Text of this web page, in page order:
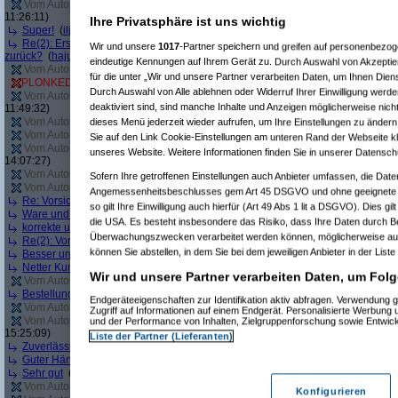
Vom Autor zurückgezogen oder Autor hat seine Registrierung nicht bestätigt
11:26:11)
Super! (iljaa
am 10.05.2012, 13:18:23)
Re(2): Erst angebliche Lagerware nicht liefern, dann falsche Ware liefern -
zurück? (hajuq
am 11.05.2012, 09:01:26)
Vom Autor zurückgezogen oder Autor hat seine Registrierung nicht bestätigt(
PLONKED vonsleepyhead: User reagiert nicht auf Anfragen von Geizhals(
Vom Autor zurückgezogen oder Autor hat seine Registrierung nicht bestätigt(
11:49:32)
Vom Autor zurückgezogen oder Autor hat seine Registrierung nicht bestätigt(
Vom Autor zurückgezogen oder Autor hat seine Registrierung nicht bestätigt(
Vom Autor zurückgezogen oder Autor hat seine Registrierung nicht bestätigt(
14:07:27)
Vom Autor zurückgezogen oder Autor hat seine Registrierung nicht bestätigt(
Vom Autor zurückgezogen oder Autor hat seine Registrierung nicht bestätigt(
Re: Vorsicht bei diesem Händler
Jacob Elektronikam 04.06.2012, 16:07:05)
Ware und Preis top, aber Lieferung verbesserungswürdig ( pjt-foto am
korrekte und schnelle Abwicklung der Bestellung (WilhelmS am 05.06.2012,
Re(2): Vorsicht bei diesem Händler(windy112 am 08.06.2012, 11:00:31)
Besser und schneller geht nicht!(Irina Demskaya @FBam 12.06.2012,
Netter Kundenservice, superschnelle Lieferung
Vom Autor zurückgezogen oder Autor hat seine Registrierung nicht bestätigt(
Bestellung einfach storniert
Trashbuster4458
am 13.06.2012, 14:29:12)
Vom Autor zurückgezogen oder Autor hat seine Registrierung nicht bestätigt(
Vom Autor zurückgezogen oder Autor hat seine Registrierung nicht bestätigt(
15:25:09)
Zuverlässig und freundlich(Intel Fanboyam 20.06.2012, 15:41:38)
Guter Händler
Sehr gut (
Vom Autor zurückgezogen oder Autor hat seine Registrierung nicht bestätigt
Ihre Privatsphäre ist uns wichtig
Wir und unsere 1017-Partner speichern und greifen auf
eindeutige Kennungen auf Ihrem Gerät zu. Durch Auswahl von
für die unter „Wir und unsere Partner verarbeiten Daten, um Ihnen
Durch Auswahl von Alle ablehnen oder Widerruf Ihrer Einwilligung
deaktiviert sind, sind manche Inhalte und Anzeigen möglicherweise
dieses Menü jederzeit wieder aufrufen, um Ihre Einstellungen zu
Sie auf den Link Cookie-Einstellungen am unteren Rand der Webseite
unseres Website. Weitere Informationen finden Sie in unserer
Sofern Ihre getroffenen Einstellungen auch Anbieter umfassen, die
Angemessenheitsbeschlusses gem Art 45 DSGVO und ohne
so gilt Ihre Einwilligung auch hierfür (Art 49 Abs 1 lit a DSGVO). Dies
die USA. Es besteht insbesondere das Risiko, dass Ihre Daten durch
Überwachungszwecken verarbeitet werden können, möglicherweise
können Sie abstellen, in dem Sie bei dem jeweiligen Anbieter in der
Wir und unsere Partner verarbeiten Daten, um
Endgeräteeigenschaften zur Identifikation aktiv abfragen. Verwendung
Zugriff auf Informationen auf einem Endgerät. Personalisierte Werbung
und der Performance von Inhalten, Zielgruppenforschung sowie
Liste der Partner (Lieferanten)
Konfigurieren